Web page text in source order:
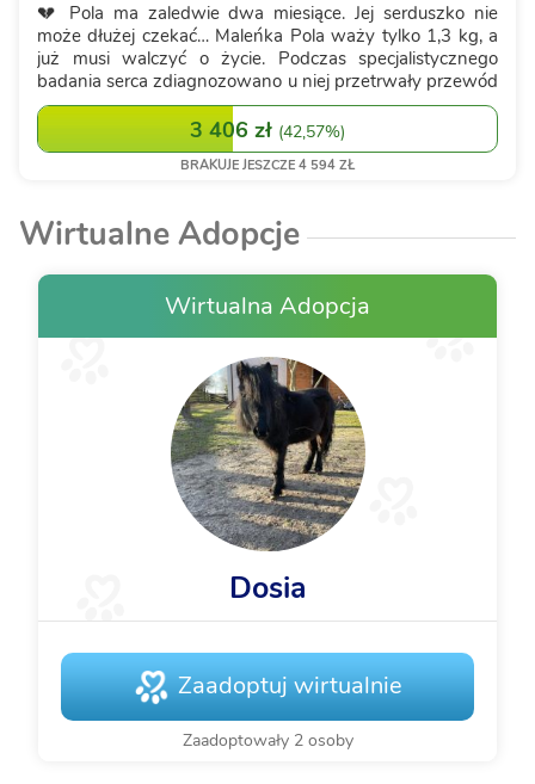
💔 Pola ma zaledwie dwa miesiące. Jej serduszko nie
może dłużej czekać… Maleńka Pola waży tylko 1,3 kg, a
już musi walczyć o życie. Podczas specjalistycznego
badania serca zdiagnozowano u niej przetrwały przewód
tętniczy Botalla (PDA) – poważną, wrodzoną wadę, która
powoduje znaczne przeciążenie l...
3 406 zł (42,57%)
BRAKUJE JESZCZE 4 594 ZŁ
Wirtualne Adopcje
Wirtualna Adopcja
Dosia
Zaadoptuj wirtualnie
Zaadoptowały 2 osoby